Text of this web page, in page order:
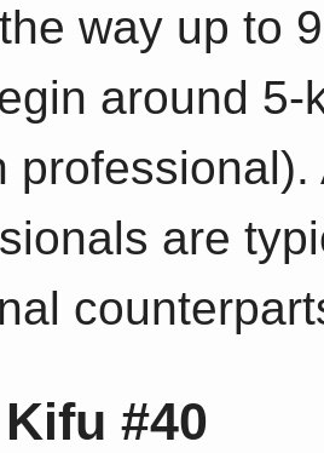
way up to
around
are
#40